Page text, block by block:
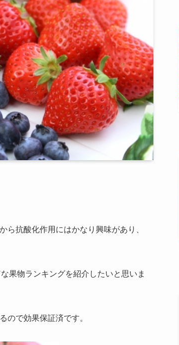
ら抗酸化作用にはかなり興味があり、
果物ランキングを紹介したいと思いま
ので効果保証済です。